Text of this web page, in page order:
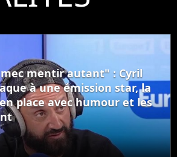
mentir autant" : Cyril
à une émission star, la
place avec humour et les